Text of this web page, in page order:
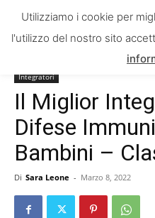
Integratori
Il Miglior
Difese
Bambini –
Di Sara Leone - Marzo 8, 2022
Utilizziamo i cookie per
l'utilizzo del nostro sito